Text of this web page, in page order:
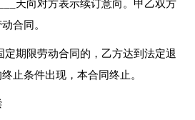
天向对方表示续订意向。甲乙双方
合同。
定期限劳动合同的，乙方达到法定退
止条件出现，本合同终止。